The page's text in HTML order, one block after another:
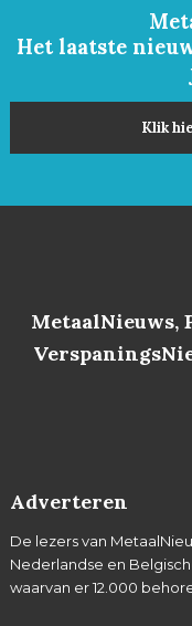
Het laatste
Klik
MetaalNieuws,
Adverteren
De lezers van
Nederlandse en
waarvan er 12.000